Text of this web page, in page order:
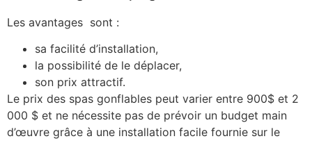
Les avantages sont :
sa facilité d’installation,
la possibilité de le déplacer,
son prix attractif.
Le prix des spas gonflables peut varier entre 900$ et 2
000 $ et ne nécessite pas de prévoir un budget main
d’œuvre grâce à une installation facile fournie sur le